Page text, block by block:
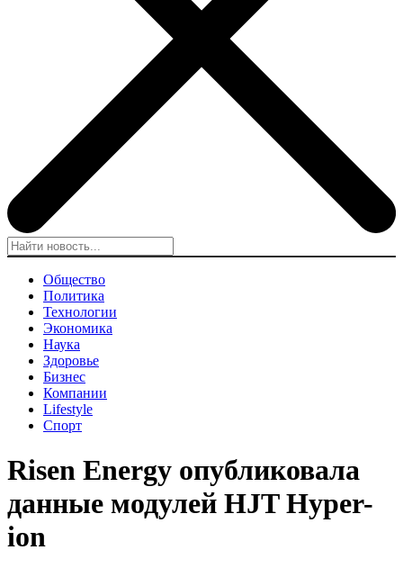
Общество
Политика
Технологии
Экономика
Наука
Здоровье
Бизнес
Компании
Lifestyle
Спорт
Risen Energy опубликовала
данные модулей HJT Hyper-
ion